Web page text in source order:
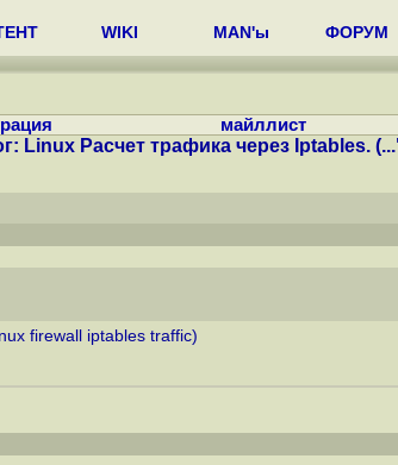
WIKI MAN'ы ФОРУМ
майллист
Linux Расчет трафика через Iptables.
firewall iptables traffic)